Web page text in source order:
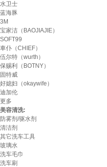
水卫士
蓝海豚
3M
宝家洁（BAOJIAJIE）
SOFT99
車仆（CHIEF）
伍尔特（wurth）
保赐利（BOTNY）
固特威
好媳妇（okaywife）
迪加伦
更多
美容清洗:
防雾剂/驱水剂
清洁剂
其它洗车工具
玻璃水
洗车毛巾
洗车刷